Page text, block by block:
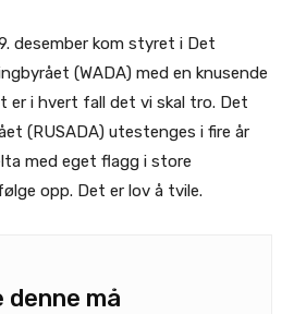
desember kom styret i Det
(WADA) med en knusende
er i hvert fall det vi skal tro. Det
(RUSADA) utestenges i fire år
med eget flagg i store
opp. Det er lov å tvile.
denne må